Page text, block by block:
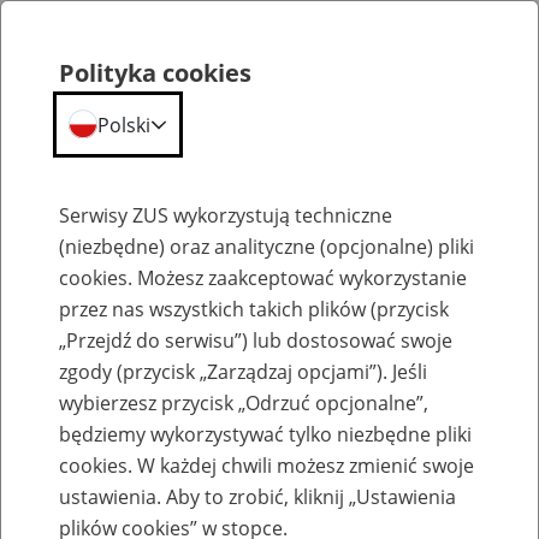
Szkolenia
Zaproś ZUS do siebie: Aktywni 50+
Polityka cookies
Polski
Serwisy ZUS wykorzystują techniczne
(niezbędne) oraz analityczne (opcjonalne) pliki
cookies. Możesz zaakceptować wykorzystanie
przez nas wszystkich takich plików (przycisk
„Przejdź do serwisu”) lub dostosować swoje
zgody (przycisk „Zarządzaj opcjami”). Jeśli
wybierzesz przycisk „Odrzuć opcjonalne”,
będziemy wykorzystywać tylko niezbędne pliki
cookies. W każdej chwili możesz zmienić swoje
ustawienia. Aby to zrobić, kliknij „Ustawienia
plików cookies” w stopce.